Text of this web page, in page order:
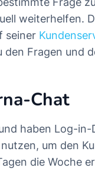
weiterhelfen.
seiner
den Fragen und
Chat
haben Log-
um den
die Woche